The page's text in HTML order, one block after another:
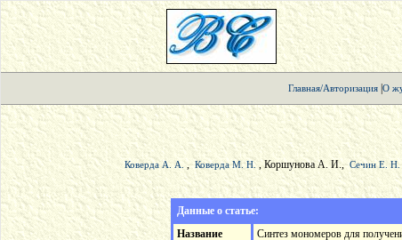
Главная/Авторизация| О
Коверда А. А. ,Коверда М. Н., Коршунова А. И.,Сечин Е. Н.
Данные о статье:
Название
Синтез мономеров для